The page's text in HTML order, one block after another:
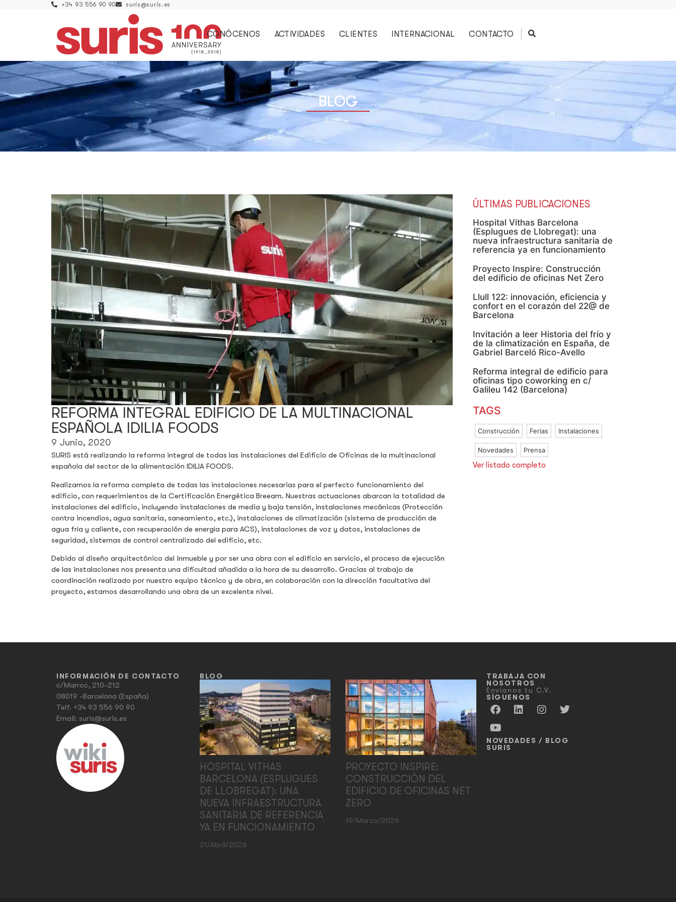
+34 93 556 90 90 suris@suris.es
CONÓCENOS ACTIVIDADES CLIENTES INTERNACIONAL CONTACTO
BLOG
REFORMA INTEGRAL EDIFICIO DE LA MULTINACIONAL
ESPAÑOLA IDILIA FOODS
9 Junio, 2020
SURIS está realizando la reforma integral de todas las instalaciones del Edificio de Oficinas de la multinacional
española del sector de la alimentación IDILIA FOODS.
Realizamos la reforma completa de todas las instalaciones necesarias para el perfecto funcionamiento del
edificio, con requerimientos de la Certificación Energética Breeam. Nuestras actuaciones abarcan la totalidad de
instalaciones del edificio, incluyendo instalaciones de media y baja tensión, instalaciones mecánicas (Protección
contra incendios, agua sanitaria, saneamiento, etc.), instalaciones de climatización (sistema de producción de
agua fría y caliente, con recuperación de energía para ACS), instalaciones de voz y datos, instalaciones de
seguridad, sistemas de control centralizado del edificio, etc.
Debido al diseño arquitectónico del inmueble y por ser una obra con el edificio en servicio, el proceso de ejecución
de las instalaciones nos presenta una dificultad añadida a la hora de su desarrollo. Gracias al trabajo de
coordinación realizado por nuestro equipo técnico y de obra, en colaboración con la dirección facultativa del
proyecto, estamos desarrollando una obra de un excelente nivel.
ÚLTIMAS PUBLICACIONES
Hospital Vithas Barcelona
(Esplugues de Llobregat): una
nueva infraestructura sanitaria de
referencia ya en funcionamiento
Proyecto Inspire: Construcción
del edificio de oficinas Net Zero
Llull 122: innovación, eficiencia y
confort en el corazón del 22@ de
Barcelona
Invitación a leer Historia del frío y
de la climatización en España, de
Gabriel Barceló Rico-Avello
Reforma integral de edificio para
oficinas tipo coworking en c/
Galileu 142 (Barcelona)
TAGS
Construcción Ferias Instalaciones
Novedades Prensa
Ver listado completo
INFORMACIÓN DE CONTACTO
c/Marroc, 210-212
08019 -Barcelona (España)
Telf. +34 93 556 90 90
Email: suris@suris.es
BLOG
HOSPITAL VITHAS
BARCELONA (ESPLUGUES
DE LLOBREGAT): UNA
NUEVA INFRAESTRUCTURA
SANITARIA DE REFERENCIA
YA EN FUNCIONAMIENTO
21/abril/2026
PROYECTO INSPIRE:
CONSTRUCCIÓN DEL
EDIFICIO DE OFICINAS NET
ZERO
19/marzo/2026
TRABAJA CON
NOSOTROS
Envíanos tu C.V.
SÍGUENOS
NOVEDADES / BLOG
SURIS